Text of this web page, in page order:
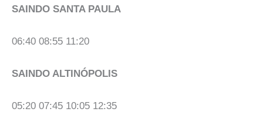
SAINDO SANTA PAULA
06:40 08:55 11:20
SAINDO ALTINÓPOLIS
05:20 07:45 10:05 12:35